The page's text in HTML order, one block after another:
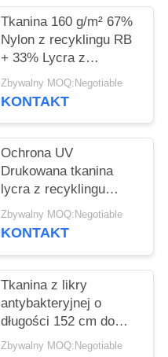
Tkanina 160 g/m² 67%
Nylon z recyklingu RB
+ 33% Lycra z
recyklingu RN-2603
Zbywalny MOQ:Negotiable
KONTAKT
Ochrona UV
Drukowana tkanina
lycra z recyklingu
przyjazna dla
środowiska
Zbywalny MOQ:Negotiable
KONTAKT
Tkanina z likry
antybakteryjnej o
długości 152 cm do
bielizny ochronnej
Zbywalny MOQ:Negotiable